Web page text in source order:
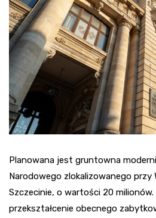
Planowana jest gruntowna
Narodowego zlokalizowanego przy
Szczecinie, o wartości 20
przekształcenie obecnego